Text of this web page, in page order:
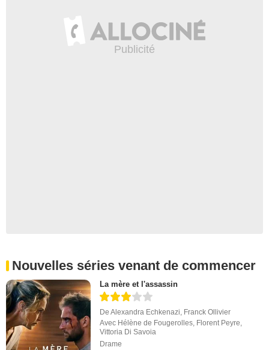
Nouvelles séries venant de commencer
La mère et l'assassin
DeAlexandra Echkenazi, Franck Ollivier
Avec Hélène de Fougerolles, Florent Peyre,
Vittoria Di Savoia
Drame